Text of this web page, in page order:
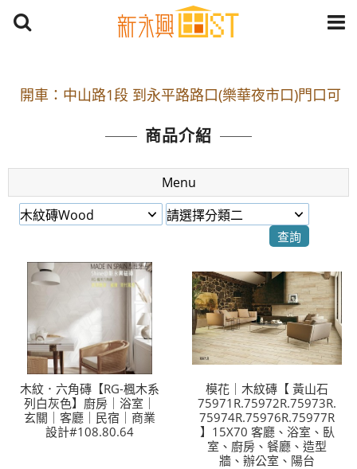
停車
捷運： 中和線【頂溪站 2 號出口】往中山路1段139
原Line已滿 無法加Line好友 請親愛的客戶加入
LINE官方帳號@a0975005573
開車：中山路1段 到永平路路口(樂華夜市口)門口可
捷運： 中和線【頂溪站 2 號出口】往中山路1段139
號約10分鐘
原Line已滿 無法加Line好友 請親愛的客戶加入
LINE官方帳號@a0975005573
商品介紹
Menu
木紋．六角磚【RG-楓木系
列白灰色】廚房｜浴室｜
玄關｜客廳｜民宿｜商業
設計#108.80.64
模花｜木紋磚【 黃山石
75971R.75972R.75973R.
75974R.75976R.75977R
】15X70 客廳、浴室、臥
室、廚房、餐廳、造型
牆、辦公室、陽台